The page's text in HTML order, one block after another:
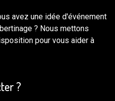
avez une idée d'événement
? Nous mettons
pour vous aider à
?